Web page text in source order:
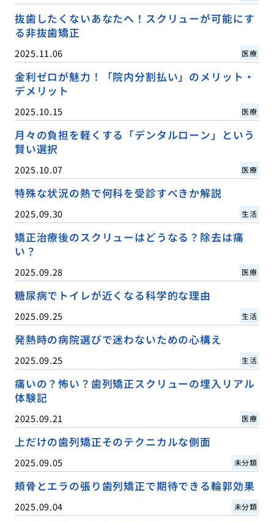
抜歯したくないあなたへ！スクリューが可能にす
る非抜歯矯正
2025.11.06 医療
金利ゼロが魅力！「院内分割払い」のメリット・
デメリット
2025.10.15 医療
月々の負担を軽くする「デンタルローン」という
賢い選択
2025.10.07 医療
特殊な状況の熱で何科を受診すべきか解説
2025.09.30 生活
矯正治療後のスクリューはどうなる？除去は痛
い？
2025.09.28 医療
糖尿病でトイレが近くなる科学的な理由
2025.09.25 生活
発熱時の病院選びで迷わないための心構え
2025.09.25 生活
痛いの？怖い？歯列矯正スクリューの埋入リアル
体験記
2025.09.21 医療
上だけの歯列矯正そのテクニカルな側面
2025.09.05 未分類
頬骨とエラの張り歯列矯正で期待できる輪郭効果
2025.09.04 未分類